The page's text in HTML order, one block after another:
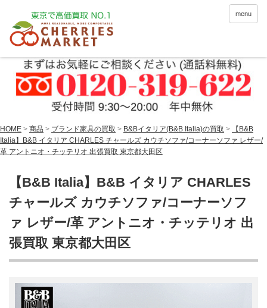
menu
HOME > 商品 > ブランド家具の買取 > B&Bイタリア(B&B Italia)の買取 >
【B&B
Italia】B&B イタリア CHARLES チャールズ カウチソファ/コーナーソファ レザー/
革 アントニオ・チッテリオ 出張買取 東京都大田区
【B&B Italia】B&B イタリア CHARLES
チャールズ カウチソファ/コーナーソフ
ァ レザー/革 アントニオ・チッテリオ 出
張買取 東京都大田区